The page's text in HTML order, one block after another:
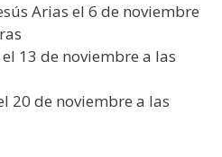
Arias el 6 de noviembre
13 de noviembre a las
20 de noviembre a las